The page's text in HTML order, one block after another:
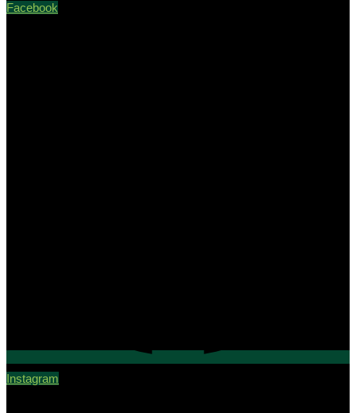
Facebook
Instagram